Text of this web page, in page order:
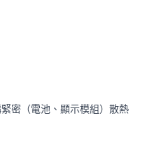
密（電池、顯示模組）散熱